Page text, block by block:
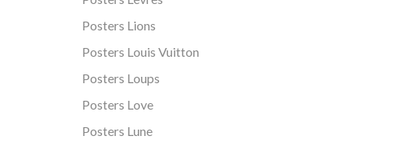
Posters Lions
Posters Louis Vuitton
Posters Loups
Posters Love
Posters Lune